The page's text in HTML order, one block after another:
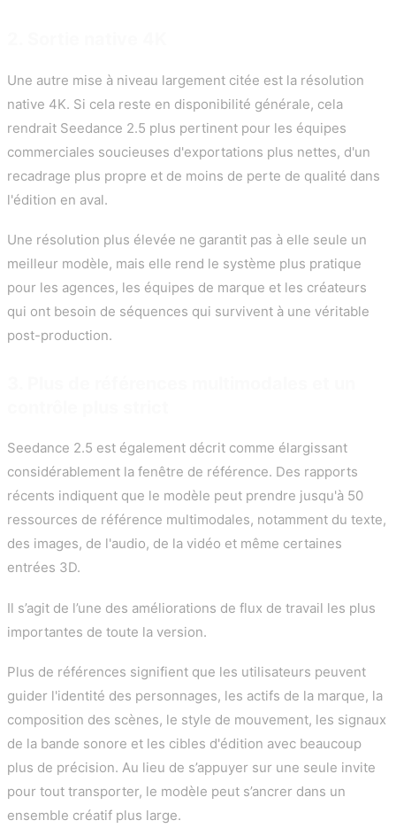
Une autre mise à niveau largement citée est la résolution
native 4K. Si cela reste en disponibilité générale, cela
rendrait Seedance 2.5 plus pertinent pour les équipes
commerciales soucieuses d'exportations plus nettes, d'un
recadrage plus propre et de moins de perte de qualité dans
l'édition en aval.
Une résolution plus élevée ne garantit pas à elle seule un
meilleur modèle, mais elle rend le système plus pratique
pour les agences, les équipes de marque et les créateurs
qui ont besoin de séquences qui survivent à une véritable
post-production.
Seedance 2.5 est également décrit comme élargissant
considérablement la fenêtre de référence. Des rapports
récents indiquent que le modèle peut prendre jusqu'à 50
ressources de référence multimodales, notamment du texte,
des images, de l'audio, de la vidéo et même certaines
entrées 3D.
Il s’agit de l’une des améliorations de flux de travail les plus
importantes de toute la version.
Plus de références signifient que les utilisateurs peuvent
guider l'identité des personnages, les actifs de la marque, la
composition des scènes, le style de mouvement, les signaux
de la bande sonore et les cibles d'édition avec beaucoup
plus de précision. Au lieu de s’appuyer sur une seule invite
pour tout transporter, le modèle peut s’ancrer dans un
ensemble créatif plus large.